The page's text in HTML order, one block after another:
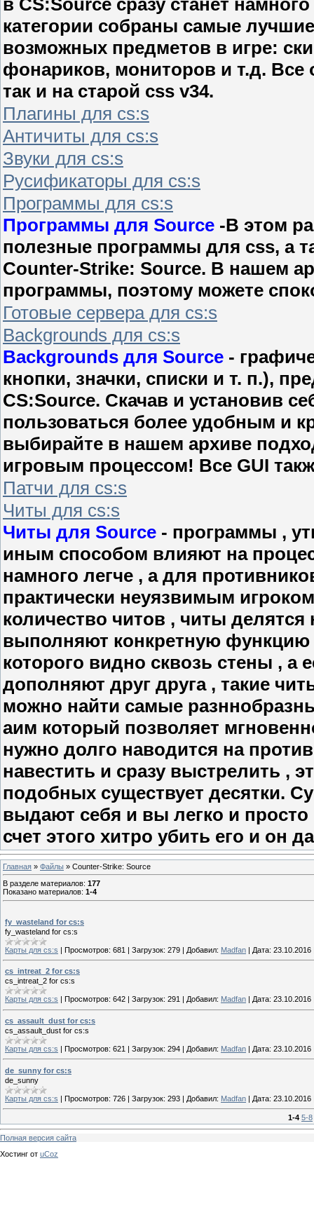
категории собраны самые
возможных предметов в игре:
фонариков, мониторов и т.д. Все
так и на старой css v34.
Плагины для cs:s
Античиты для cs:s
Звуки для cs:s
Русификаторы для cs:s
Программы для cs:s
Программы для Source -В этом
полезные программы для css, а
Counter-Strike: Source. В нашем
программы, поэтому можете
Готовые сервера для cs:s
Backgrounds для cs:s
Backgrounds для Source -
кнопки, значки, списки и т. п.),
CS:Source. Скачав и установив
пользоваться более удобным и
выбирайте в нашем архиве
игровым процессом! Все GUI
Патчи для cs:s
Читы для cs:s
Читы для Source - программы ,
иным способом влияют на
намного легче , а для
практически неуязвимым
количество читов , читы
выполняют конкретную
которого видно сквозь стены ,
дополняют друг друга , такие
можно найти самые
аим который позволяет
нужно долго наводится на
навестить и сразу выстрелить ,
подобных существует десятки.
выдают себя и вы легко и
счет этого хитро убить его и он
Главная » Файлы » Counter-Strike: Sourcе
В разделе материалов: 177
Показано материалов: 1-4
fy_wasteland for cs:s
fy_wasteland for cs:s
Карты для cs:s | Просмотров: 681 | Загрузок: 279 | Добавил: Madfan | Дата: 23.10.2016
cs_intreat_2 for cs:s
cs_intreat_2 for cs:s
Карты для cs:s Просмотров: 642 Загрузок: 291 Добавил: Madfan Дата: 23.10.2016
cs_assault_dust for cs:s
cs_assault_dust for cs:s
Карты для cs:s | Просмотров: 621 | Загрузок: 294 | Добавил: Madfan | Дата: 23.10.2016
de_sunny for cs:s
de_sunny
Карты для cs:s | Просмотров: 726 | Загрузок: 293 | Добавил: Madfan | Дата: 23.10.2016
1-4 5-8
Полная версия сайта
Хостинг от uCoz